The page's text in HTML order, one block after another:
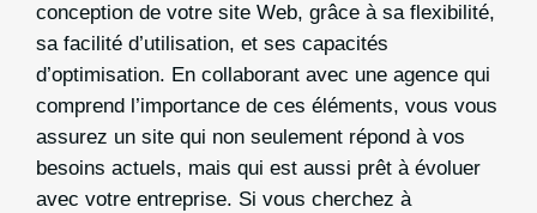
conception de votre site Web, grâce à sa flexibilité,
sa facilité d’utilisation, et ses capacités
d’optimisation. En collaborant avec une agence qui
comprend l’importance de ces éléments, vous vous
assurez un site qui non seulement répond à vos
besoins actuels, mais qui est aussi prêt à évoluer
avec votre entreprise. Si vous cherchez à